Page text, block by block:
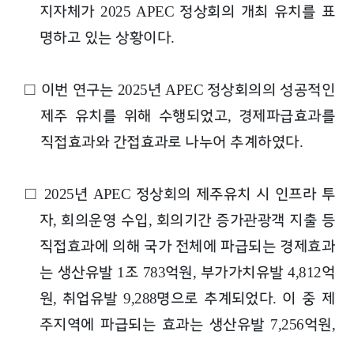
지자체가2025 APEC 정상회의 개최 유치를 표
명하고 있는 상황이다.
□ 이번 연구는 2025년APEC 정상회의의 성공적인
제주 유치를 위해 수행되었고, 경제파급효과를
직접효과와 간접효과로 나누어 추계하였다.
□ 2025년 APEC 정상회의 제주유치 시 인프라 투
자, 회의운영 수입, 회의기간 증가관광객 지출 등
직접효과에 의해 국가 전체에 파급되는 경제효과
는 생산유발 1 조 783억원, 부가가치유발4,812억
원, 취업유발9,288명으로 추계되었다. 이 중 제
주지역에 파급되는 효과는 생산유발 7,256억원,